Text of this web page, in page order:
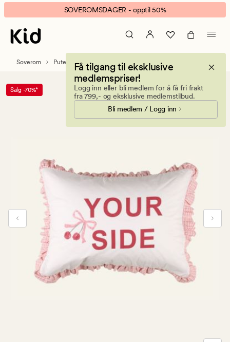
Julie
Fiala
Your
Side
putevar
banner.
Klikk
ESCAPE
pause.
SOVEROMSDAGER - opptil 50%
Få tilgang til eksklusive
medlemspriser!
Logg inn eller bli medlem for å få fri frakt
fra 799,- og eksklusive medlemstilbud.
Bli medlem / Logg inn
Soverom Putetrekk Bomullputevar
Salg -70%*